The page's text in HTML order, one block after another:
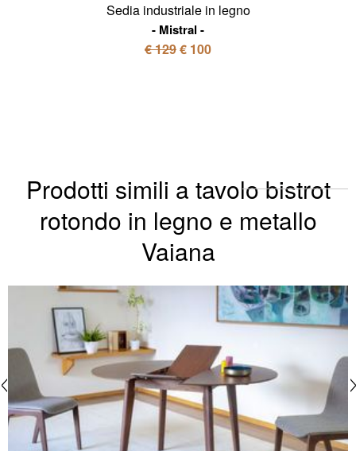
Sedia industriale in legno
Mistral
€ 129€ 100
Prodotti simili a tavolo bistrot
rotondo in legno e metallo
Vaiana